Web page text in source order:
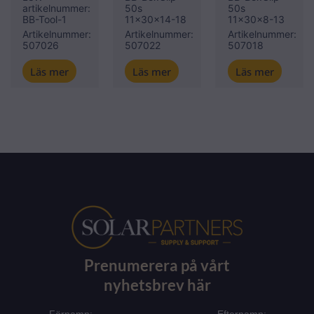
artikelnummer:
BB-Tool-1
Artikelnummer:
507026
Läs mer
50s
11x30x14-18
Artikelnummer:
507022
Läs mer
50s
11x30x8-13
Artikelnummer:
507018
Läs mer
Prenumerera på vårt
nyhetsbrev här